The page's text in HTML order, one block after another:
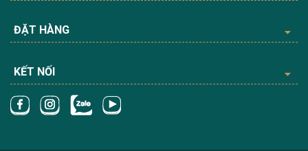
ĐẶT HÀNG
KẾT NỐI